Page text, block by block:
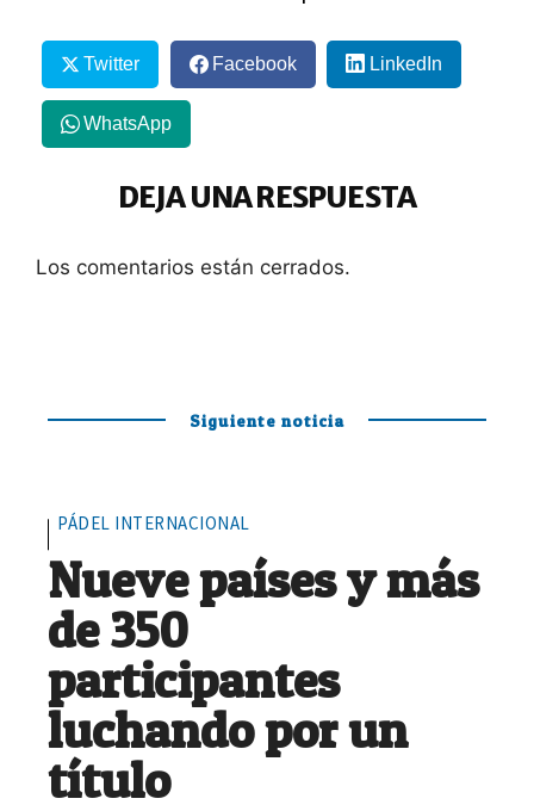
Twitter Facebook LinkedIn
WhatsApp
DEJA UNA RESPUESTA
Los comentarios están cerrados.
Siguiente noticia
PÁDEL INTERNACIONAL
Nueve países y más
de 350
participantes
luchando por un
título